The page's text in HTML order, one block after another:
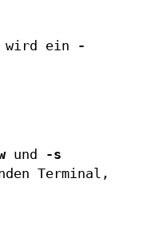
wird ein
-
und
-s
Terminal,